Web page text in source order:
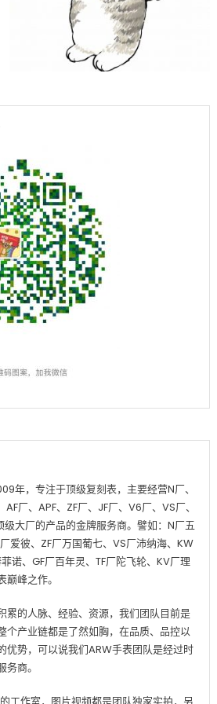
年，专注于顶级复刻表，主要经营N厂、
厂、APF、ZF厂、JF厂、V6厂、VS厂、
大厂的产品的金牌服务商。譬如：N厂五
爱彼、ZF厂万国葡七、VS厂沛纳海、KW
诺、GF厂百年灵、TF厂陀飞轮、KV厂理
峰之作。
累的人脉、经验、资源，我们团队目前是
个产业链都是了然如胸，在品质、品控以
优势，可以说我们ARW手表团队是经过时
商。